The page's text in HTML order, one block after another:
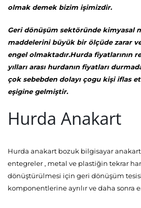
olmak demek bizim işimizdir.
Geri dönüşüm sektöründe kimyasal
maddelerini büyük bir ölçüde zarar
engel olmaktadır.Hurda fiyatlarının
yılları arası hurdanın fiyatları
çok sebebden dolayı çogu kişi iflas
eşigine gelmiştir.
Hurda Anakart
Hurda anakart bozuk bilgisayar
entegreler , metal ve plastiğin tekrar
dönüştürülmesi için geri dönüşüm
komponentlerine ayrılır ve daha sonra